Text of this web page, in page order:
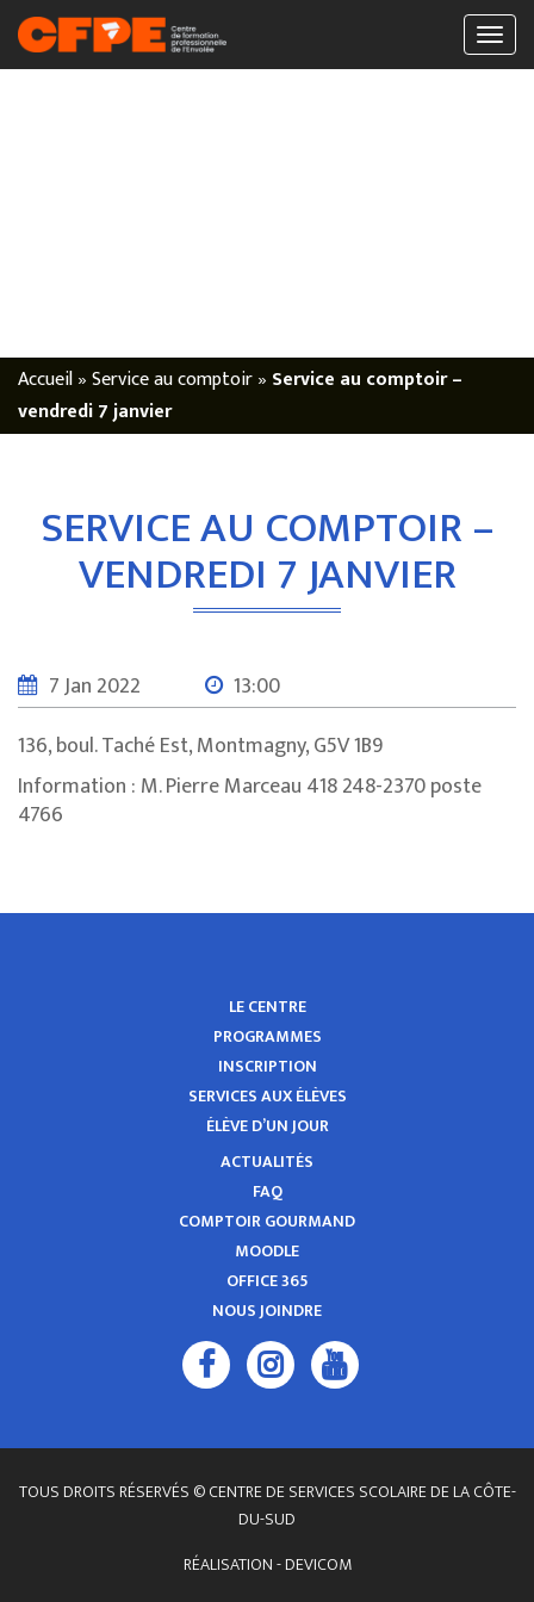
Accueil»Service au comptoir» Service au comptoir –
vendredi 7 janvier
SERVICE AU COMPTOIR –
VENDREDI 7 JANVIER
7 Jan 2022
13:00
136, boul. Taché Est, Montmagny, G5V 1B9
Information : M. Pierre Marceau 418 248-2370 poste
4766
LE CENTRE
PROGRAMMES
INSCRIPTION
SERVICES AUX ÉLÈVES
ÉLÈVE D’UN JOUR
ACTUALITÉS
FAQ
COMPTOIR GOURMAND
MOODLE
OFFICE 365
NOUS JOINDRE
TOUS DROITS RÉSERVÉS © CENTRE DE SERVICES SCOLAIRE DE LA CÔTE-
DU-SUD
RÉALISATION -DEVICOM